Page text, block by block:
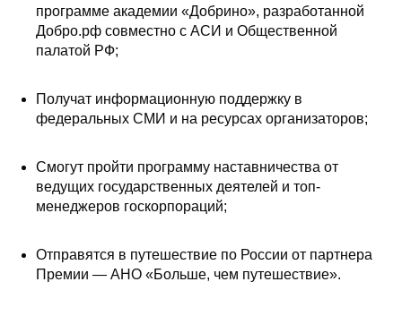
программе академии «Добрино», разработанной
Добро.рф совместно с АСИ и Общественной
палатой РФ;
Получат информационную поддержку в
федеральных СМИ и на ресурсах организаторов;
Смогут пройти программу наставничества от
ведущих государственных деятелей и топ-
менеджеров госкорпораций;
Отправятся в путешествие по России от партнера
Премии — АНО «Больше, чем путешествие».